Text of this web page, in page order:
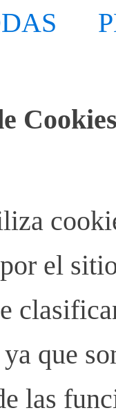
el
que
las